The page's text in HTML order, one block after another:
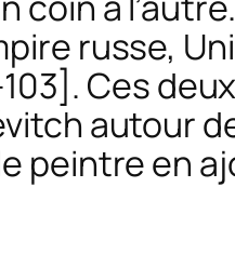
russe,
103]. Ces
autour
peintre en